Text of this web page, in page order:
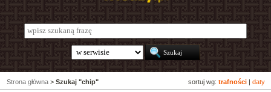
sortuj wg: trafności daty
Strona główna > Szukaj "chip"